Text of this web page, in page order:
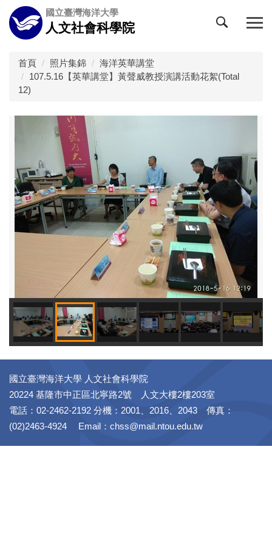
跳
到
主
國立臺灣海洋大學
人文社會科學院
首頁 照片集錦
海洋英華講堂
107.5.16【英華講堂】黃聲威教授演講活動花絮(Total
12)
國立臺灣海洋大學 人文社會科學院
20224 基隆市中正區北寧路2號 人文大樓2樓203室
電話：02-2462-2192 分機：2001、2016、2043 傳真：
(02)2463-4924 Email：chss@mail.ntou.edu.tw